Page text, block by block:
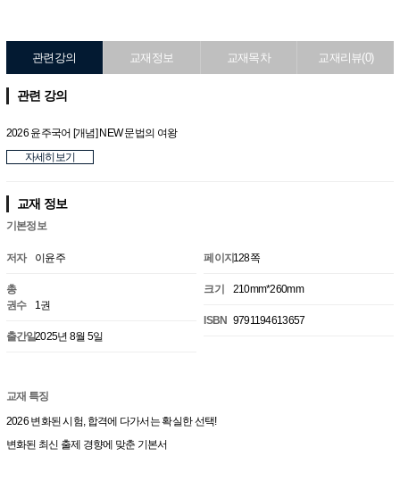
관련강의 교재정보 교재목차 교재리뷰(0)
관련 강의
2026 윤주국어 [개념] NEW 문법의 여왕
자세히보기
교재 정보
기본정보
저자 이윤주
총
권수
1권
출간일2025년 8월 5일
페이지128쪽
크기 210mm*260mm
ISBN 9791194613657
교재 특징
2026 변화된 시험, 합격에 다가서는 확실한 선택!
변화된 최신 출제 경향에 맞춘 기본서